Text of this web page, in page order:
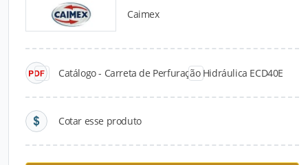
Caimex
Catálogo - Carreta de Perfuração Hidráulica ECD40E
Cotar esse produto
Catálogos para Download